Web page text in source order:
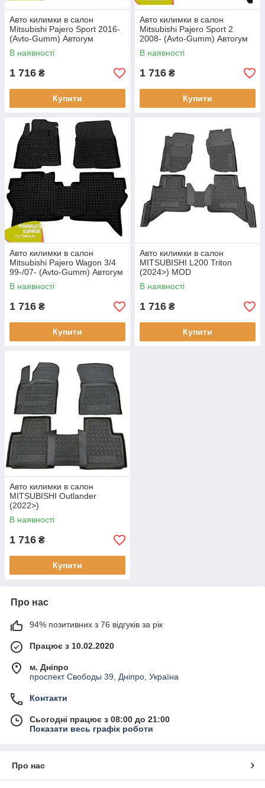
Авто килимки в салон
Mitsubishi Pajero Sport 2016-
(Avto-Gumm) Автогум
В наявності
1 716 ₴
Купити
Авто килимки в салон
Mitsubishi Pajero Sport 2
2008- (Avto-Gumm) Автогум
В наявності
1 716 ₴
Купити
Авто килимки в салон
Mitsubishi Pajero Wagon 3/4
99-/07- (Avto-Gumm) Автогум
В наявності
1 716 ₴
Купити
Авто килимки в салон
MITSUBISHI L200 Triton
(2024>) MOD
В наявності
1 716 ₴
Купити
Авто килимки в салон
MITSUBISHI Outlander
(2022>)
В наявності
1 716 ₴
Купити
Про нас
94% позитивних з 76 відгуків за рік
Працює з 10.02.2020
м. Дніпро
проспект Свободы 39, Дніпро, Україна
Контакти
Сьогодні працює з 08:00 до 21:00
Показати весь графік роботи
Про нас